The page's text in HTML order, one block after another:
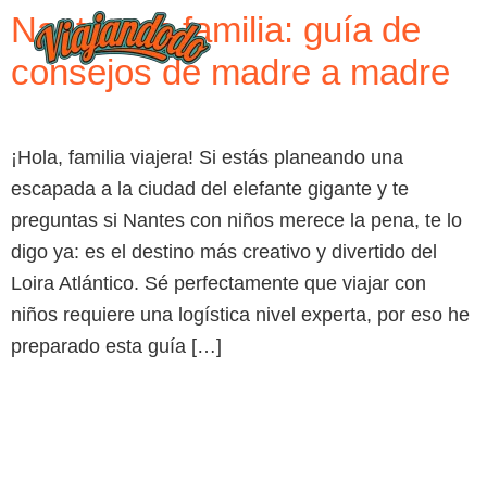
Nantes en familia: guía de
consejos de madre a madre
¡Hola, familia viajera! Si estás planeando una
escapada a la ciudad del elefante gigante y te
preguntas si Nantes con niños merece la pena, te lo
digo ya: es el destino más creativo y divertido del
Loira Atlántico. Sé perfectamente que viajar con
niños requiere una logística nivel experta, por eso he
preparado esta guía […]